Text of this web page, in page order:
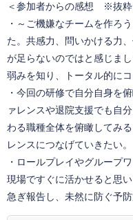
＜参加者からの感想 ※抜粋
・～ご機嫌なチームを作ろ
た。共感力、問いかける力
が足らないのではと感じま
弱みを知り、トータル的に
・今回の研修で自分自身を
ァレンスや退院支援でも自
わる職種全体を俯瞰してみ
レンスにつなげていきたい。
・ロールプレイやグループ
現場ですぐに活かせると思
急ぎ報告し、未然に防ぐ予